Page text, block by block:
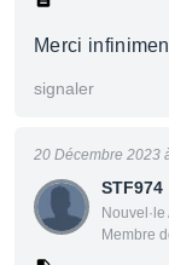
Merci
signaler
STF974
Nouvel·le
Membre
20 Décembre 2023